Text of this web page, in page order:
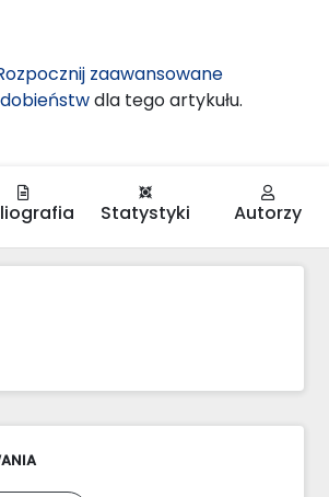
zaawansowane
dla tego artykułu.
Statystyki Autorzy